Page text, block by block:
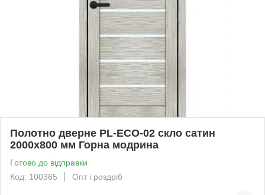
Полотно дверне PL-ECO-02 скло сатин
2000х800 мм Горна модрина
Готово до відправки
Код: 100365
Опт і роздріб